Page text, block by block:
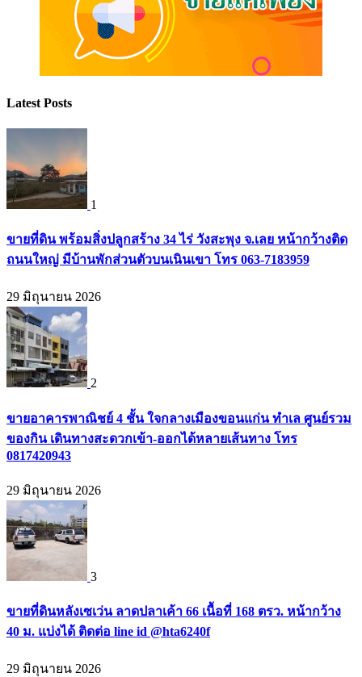
Latest Posts
1
ขายที่ดิน พร้อมสิ่งปลูกสร้าง 34 ไร่ วังสะพุง จ.เลย หน้ากว้างติด
ถนนใหญ่ มีบ้านพักส่วนตัวบนเนินเขา โทร 063-7183959
29 มิถุนายน 2026
2
ขายอาคารพาณิชย์ 4 ชั้น ใจกลางเมืองขอนแก่น ทำเล ศูนย์รวม
ของกิน เดินทางสะดวกเข้า-ออกได้หลายเส้นทาง โทร
0817420943
29 มิถุนายน 2026
3
ขายที่ดินหลังเซเว่น ลาดปลาเค้า 66 เนื้อที่ 168 ตรว. หน้ากว้าง
40 ม. แบ่งได้ ติดต่อ line id @hta6240f
29 มิถุนายน 2026